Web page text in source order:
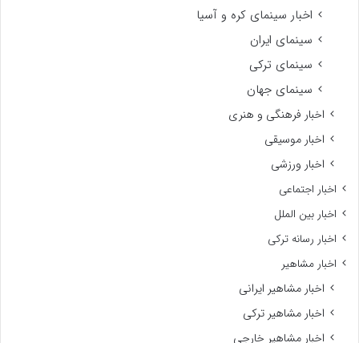
اخبار سینمای کره و آسیا
سینمای ایران
سینمای ترکی
سینمای جهان
اخبار فرهنگی و هنری
اخبار موسیقی
اخبار ورزشی
اخبار اجتماعی
اخبار بین الملل
اخبار رسانه ترکی
اخبار مشاهیر
اخبار مشاهیر ایرانی
اخبار مشاهیر ترکی
اخبار مشاهیر خارجی